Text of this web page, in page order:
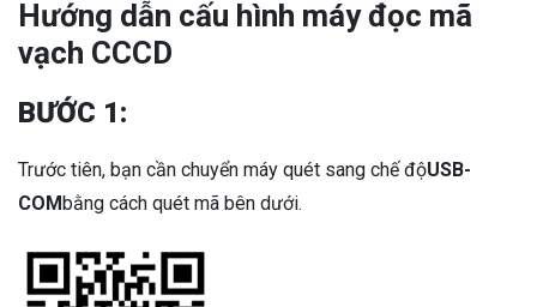
Hướng dẫn cấu hình máy đọc mã
vạch CCCD
BƯỚC 1:
Trước tiên, bạn cần chuyển máy quét sang chế độUSB-
COMbằng cách quét mã bên dưới.